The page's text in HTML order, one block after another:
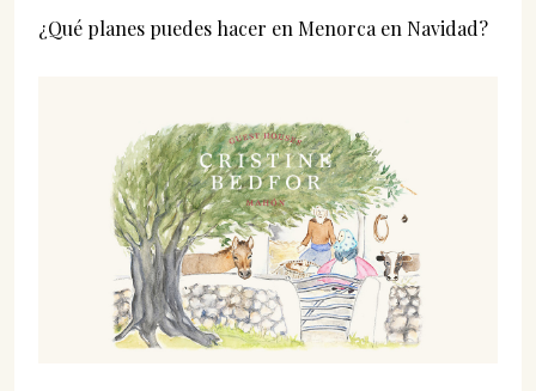
El Mundo de Cristine
C/ Infanta, 19
07702 Mahón, Menorca
¿Qué planes puedes hacer en Menorca en Navidad?